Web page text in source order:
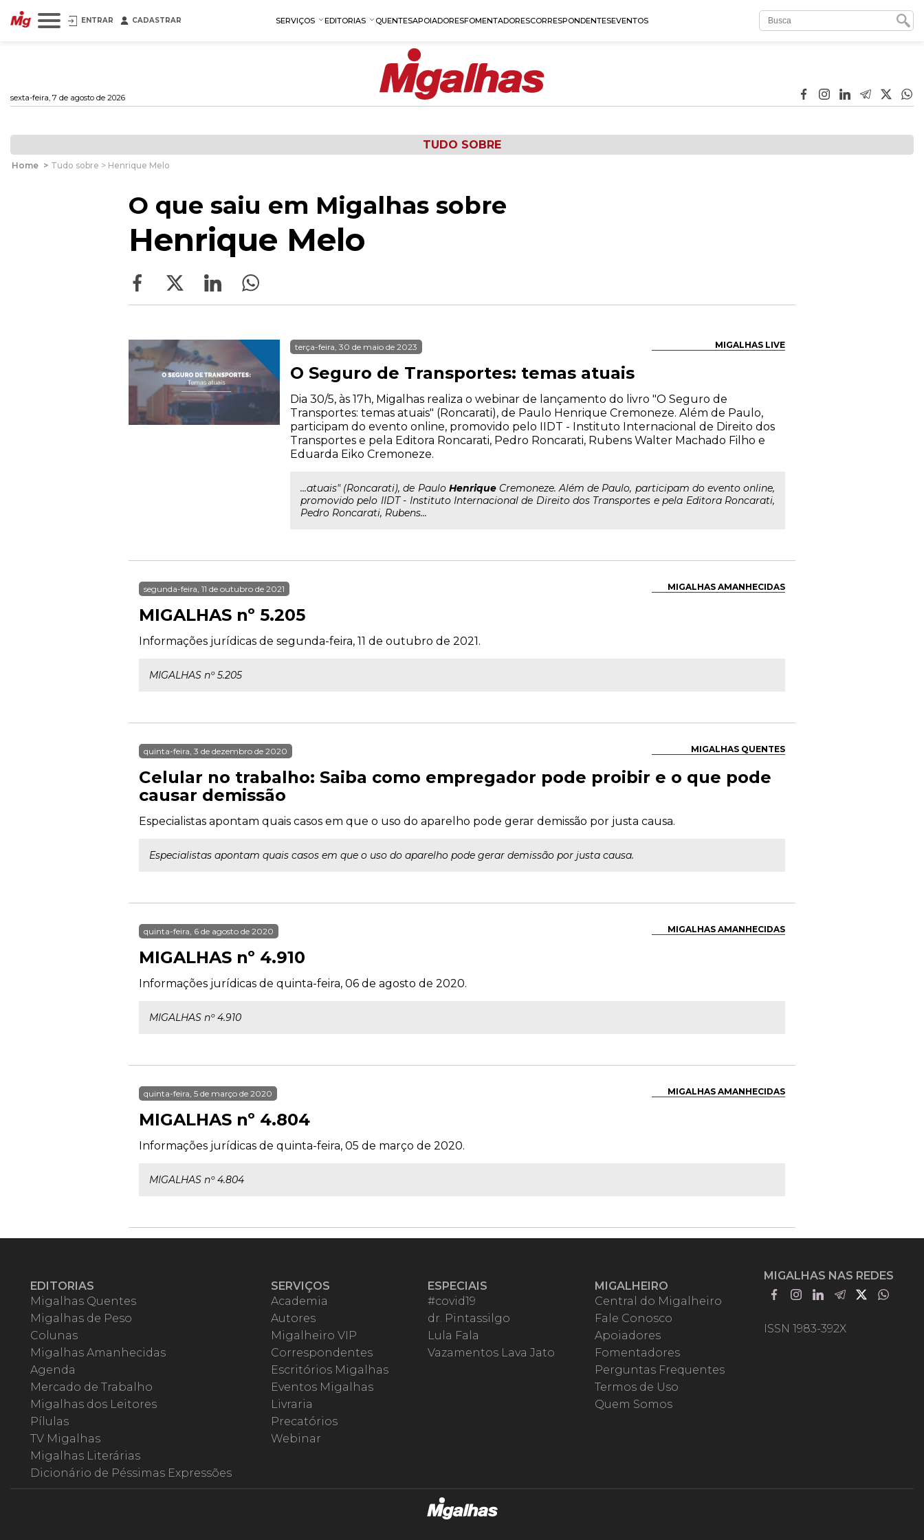
ENTRAR CADASTRAR SERVIÇOS EDITORIAS QUENTESAPOIADORESFOMENTADORESCORRESPONDENTESEVENTOS
sexta-feira, 7 de agosto de 2026
TUDO SOBRE
Home > Tudo sobre > Henrique Melo
O que saiu em Migalhas sobre
Henrique Melo
MIGALHAS LIVE
terça-feira, 30 de maio de 2023
O Seguro de Transportes: temas atuais
Dia 30/5, às 17h, Migalhas realiza o webinar de lançamento do livro "O Seguro de
Transportes: temas atuais" (Roncarati), de Paulo Henrique Cremoneze. Além de Paulo,
participam do evento online, promovido pelo IIDT - Instituto Internacional de Direito dos
Transportes e pela Editora Roncarati, Pedro Roncarati, Rubens Walter Machado Filho e
Eduarda Eiko Cremoneze.
...atuais" (Roncarati), de Paulo HenriqueCremoneze. Além de Paulo, participam do evento online,
promovido pelo IIDT - Instituto Internacional de Direito dos Transportes e pela Editora Roncarati,
Pedro Roncarati, Rubens...
MIGALHAS AMANHECIDAS
segunda-feira, 11 de outubro de 2021
MIGALHAS nº 5.205
Informações jurídicas de segunda-feira, 11 de outubro de 2021.
MIGALHAS nº 5.205
MIGALHAS QUENTES
quinta-feira, 3 de dezembro de 2020
Celular no trabalho: Saiba como empregador pode proibir e o que pode
causar demissão
Especialistas apontam quais casos em que o uso do aparelho pode gerar demissão por justa causa.
Especialistas apontam quais casos em que o uso do aparelho pode gerar demissão por justa causa.
MIGALHAS AMANHECIDAS
quinta-feira, 6 de agosto de 2020
MIGALHAS nº 4.910
Informações jurídicas de quinta-feira, 06 de agosto de 2020.
MIGALHAS nº 4.910
MIGALHAS AMANHECIDAS
quinta-feira, 5 de março de 2020
MIGALHAS nº 4.804
Informações jurídicas de quinta-feira, 05 de março de 2020.
MIGALHAS nº 4.804
EDITORIAS
Migalhas Quentes
Migalhas de Peso
Colunas
Migalhas Amanhecidas
Agenda
Mercado de Trabalho
Migalhas dos Leitores
Pílulas
TV Migalhas
Migalhas Literárias
Dicionário de Péssimas Expressões
SERVIÇOS
Academia
Autores
Migalheiro VIP
Correspondentes
Escritórios Migalhas
Eventos Migalhas
Livraria
Precatórios
Webinar
ESPECIAIS
#covid19
dr. Pintassilgo
Lula Fala
Vazamentos Lava Jato
MIGALHEIRO
Central do Migalheiro
Fale Conosco
Apoiadores
Fomentadores
Perguntas Frequentes
Termos de Uso
Quem Somos
MIGALHAS NAS REDES
ISSN 1983-392X